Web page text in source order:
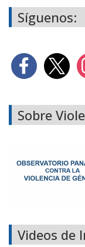
Síguenos:
Sobre
Videos de